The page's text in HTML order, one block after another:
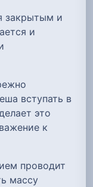
закрытым и
и
вступать в
это
к
проводит
массу